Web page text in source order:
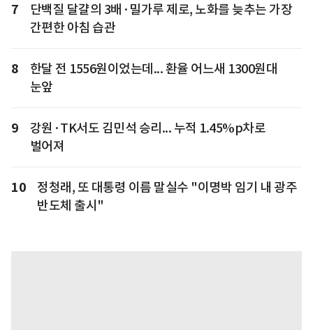
7
단백질 달걀의 3배·밀가루 제로, 노화를 늦추는 가장
간편한 아침 습관
8
한달 전 1556원이었는데... 환율 어느새 1300원대
눈앞
9
강원·TK서도 김민석 승리... 누적 1.45%p차로
벌어져
10
정청래, 또 대통령 이름 말실수 "이명박 임기 내 광주
반도체 출시"